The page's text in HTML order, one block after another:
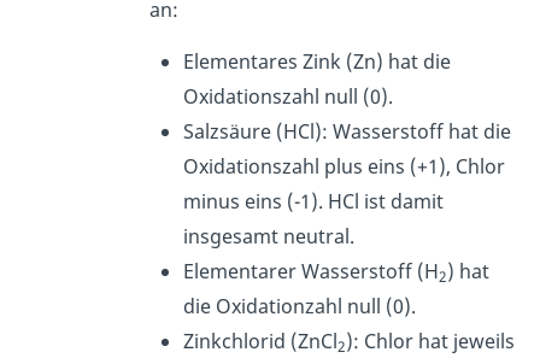
an:
Elementares Zink (Zn) hat die
Oxidationszahl null (0).
Salzsäure (HCl): Wasserstoff hat die
Oxidationszahl plus eins (+1), Chlor
minus eins (-1). HCl ist damit
insgesamt neutral.
Elementarer Wasserstoff (H2) hat
die Oxidationzahl null (0).
Zinkchlorid (ZnCl2): Chlor hat jeweils